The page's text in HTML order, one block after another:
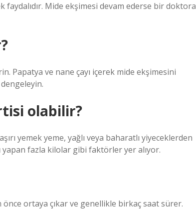
faydalıdır. Mide ekşimesi devam ederse bir doktora
Papatya ve nane çayı içerek mide ekşimesini
olabilir?
yemek yeme, yağlı veya baharatlı yiyeceklerden
fazla kilolar gibi faktörler yer alıyor.
ortaya çıkar ve genellikle birkaç saat sürer.